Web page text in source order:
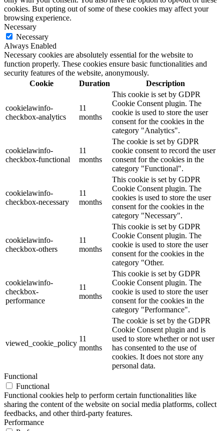
cookies. But opting out of some of these cookies may affect your
browsing experience.
Necessary
Necessary
Always Enabled
Necessary cookies are absolutely essential for the website to
function properly. These cookies ensure basic functionalities and
security features of the website, anonymously.
Cookie
Duration Description
cookielawinfo-
checkbox-analytics
11
months
This cookie is set by GDPR
Cookie Consent plugin. The
cookie is used to store the user
consent for the cookies in the
category "Analytics".
cookielawinfo-
checkbox-functional
11
months
The cookie is set by GDPR
cookie consent to record the user
consent for the cookies in the
category "Functional".
cookielawinfo-
checkbox-necessary
11
months
This cookie is set by GDPR
Cookie Consent plugin. The
cookies is used to store the user
consent for the cookies in the
category "Necessary".
cookielawinfo-
checkbox-others
11
months
This cookie is set by GDPR
Cookie Consent plugin. The
cookie is used to store the user
consent for the cookies in the
category "Other.
cookielawinfo-
checkbox-
performance
11
months
This cookie is set by GDPR
Cookie Consent plugin. The
cookie is used to store the user
consent for the cookies in the
category "Performance".
viewed_cookie_policy
11
months
The cookie is set by the GDPR
Cookie Consent plugin and is
used to store whether or not user
has consented to the use of
cookies. It does not store any
personal data.
Functional
Functional
Functional cookies help to perform certain functionalities like
sharing the content of the website on social media platforms, collect
feedbacks, and other third-party features.
Performance